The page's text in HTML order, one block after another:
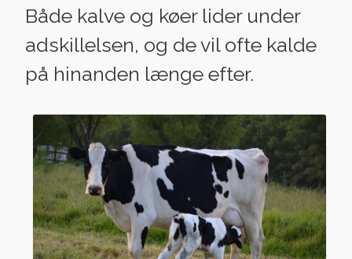
Både kalve og køer lider under
adskillelsen, og de vil ofte kalde
på hinanden længe efter.